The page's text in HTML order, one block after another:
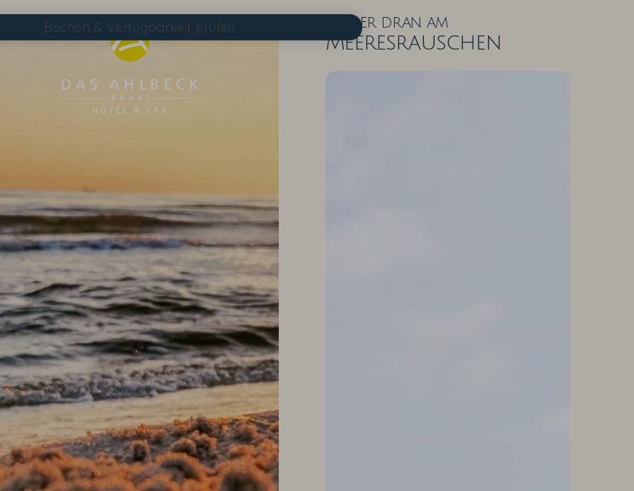
Buchen & Verfügbarkeit prüfen
Suchen
DAS AHLBECK ÜBERSICHTSSEITE
WETTER & WEBCAM
WISSENSWERTES
EVENTS IM HOTEL
TAGEN & FEIERN
Näher dran am
Meeresrauschen